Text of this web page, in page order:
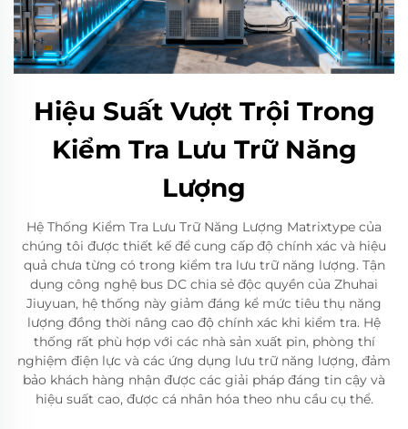
Hiệu Suất Vượt Trội Trong
Kiểm Tra Lưu Trữ Năng
Lượng
Hệ Thống Kiểm Tra Lưu Trữ Năng Lượng Matrixtype của
chúng tôi được thiết kế để cung cấp độ chính xác và hiệu
quả chưa từng có trong kiểm tra lưu trữ năng lượng. Tận
dụng công nghệ bus DC chia sẻ độc quyền của Zhuhai
Jiuyuan, hệ thống này giảm đáng kể mức tiêu thụ năng
lượng đồng thời nâng cao độ chính xác khi kiểm tra. Hệ
thống rất phù hợp với các nhà sản xuất pin, phòng thí
nghiệm điện lực và các ứng dụng lưu trữ năng lượng, đảm
bảo khách hàng nhận được các giải pháp đáng tin cậy và
hiệu suất cao, được cá nhân hóa theo nhu cầu cụ thể.